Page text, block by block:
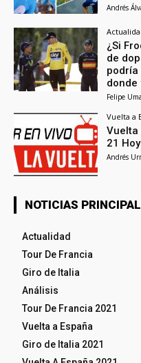
Andrés
¿Si
de
podría
donde
Felipe
Vuelta a
Vuelta
21
Andrés
NOTICIAS
Actualidad
Tour De Francia
Giro de Italia
Análisis
Tour De Francia 2021
Vuelta a España
Giro de Italia 2021